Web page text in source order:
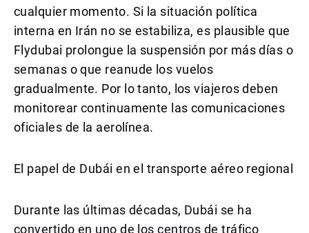
cualquier momento. Si la situación política
interna en Irán no se estabiliza, es plausible que
Flydubai prolongue la suspensión por más días o
semanas o que reanude los vuelos
gradualmente. Por lo tanto, los viajeros deben
monitorear continuamente las comunicaciones
oficiales de la aerolínea.
El papel de Dubái en el transporte aéreo regional
Durante las últimas décadas, Dubái se ha
convertido en uno de los centros de tráfico